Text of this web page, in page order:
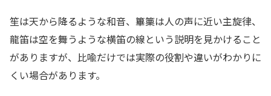
笙は天から降るような和音、篳篥は人の声に近い主旋律、
龍笛は空を舞うような横笛の線という説明を見かけること
がありますが、比喩だけでは実際の役割や違いがわかりに
くい場合があります。